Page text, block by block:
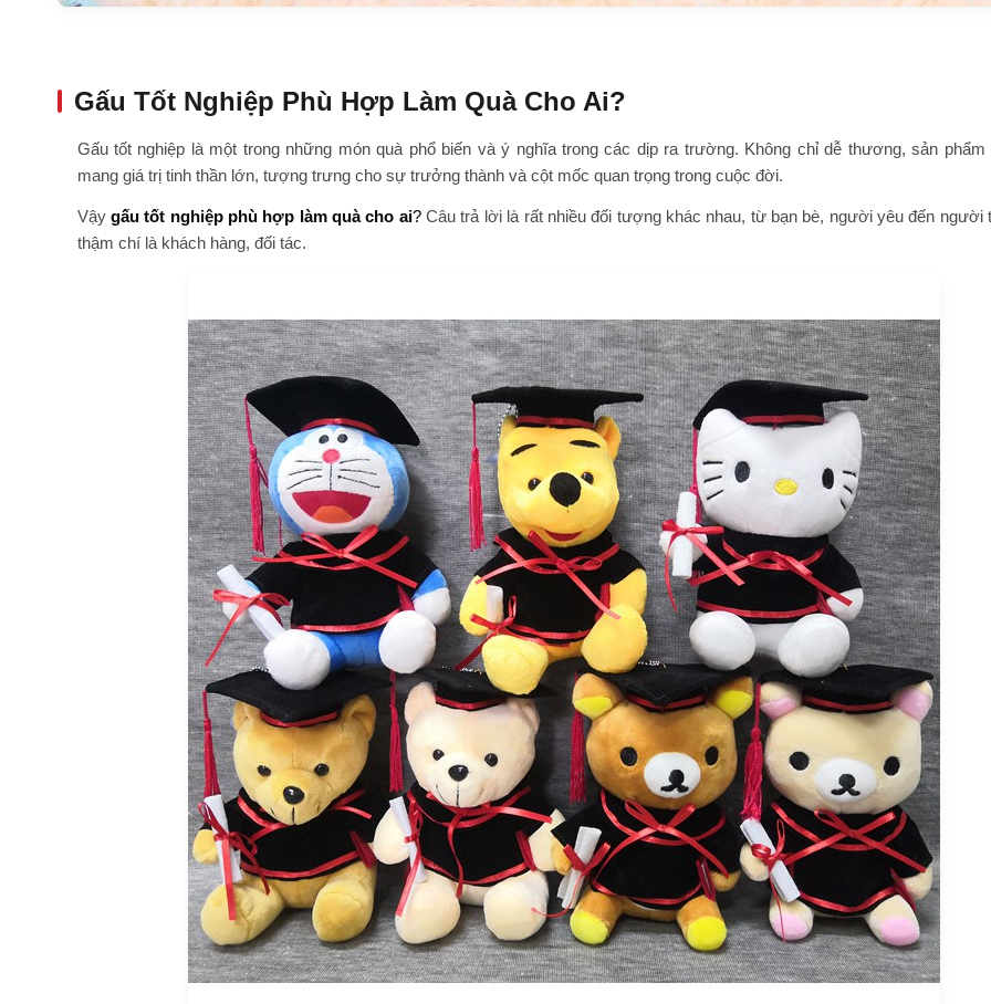
Gấu Tốt Nghiệp Phù Hợp Làm Quà Cho Ai?
Gấu tốt nghiệp là một trong những món quà phổ biến và ý nghĩa trong các dịp ra trường. Không chỉ dễ thương, sản phẩm
mang giá trị tinh thần lớn, tượng trưng cho sự trưởng thành và cột mốc quan trọng trong cuộc đời.
Vậy gấu tốt nghiệp phù hợp làm quà cho ai?Câu trả lời là rất nhiều đối tượng khác nhau, từ bạn bè, người yêu đến người
thậm chí là khách hàng, đối tác.